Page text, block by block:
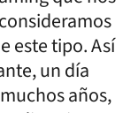
este tipo. Así
un día
años,